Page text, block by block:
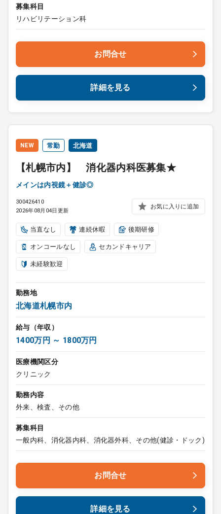
募集科目
リハビリテーション科
お問合せ
詳細を見る
NEW 常勤 北海道
【札幌市内】 消化器内科医募集★
メインは内視鏡＋健診◎
300426410
2026年08月04日更新
お気に入りに追加
当直なし 連続休暇 後期研修
オンコールなし セカンドキャリア
未経験歓迎
勤務地
北海道札幌市内
給与（年収）
1400万円 ～ 1800万円
医療機関区分
クリニック
勤務内容
外来、検査、その他
募集科目
一般内科、消化器内科、消化器外科、その他(健診・ドック)
お問合せ
詳細を見る